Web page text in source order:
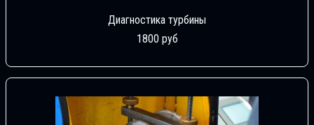
Диагностика турбины
1800 руб